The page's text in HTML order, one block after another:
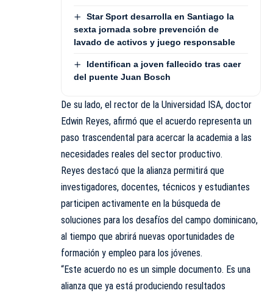
Star Sport desarrolla en Santiago la
sexta jornada sobre prevención de
lavado de activos y juego responsable
Identifican a joven fallecido tras caer
del puente Juan Bosch
De su lado, el rector de la Universidad ISA, doctor
Edwin Reyes, afirmó que el acuerdo representa un
paso trascendental para acercar la academia a las
necesidades reales del sector productivo.
Reyes destacó que la alianza permitirá que
investigadores, docentes, técnicos y estudiantes
participen activamente en la búsqueda de
soluciones para los desafíos del campo dominicano,
al tiempo que abrirá nuevas oportunidades de
formación y empleo para los jóvenes.
“Este acuerdo no es un simple documento. Es una
alianza que ya está produciendo resultados